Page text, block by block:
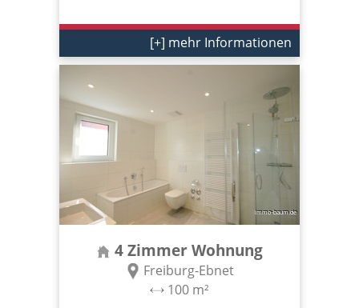
[+] mehr Informationen
4 Zimmer Wohnung
Freiburg-Ebnet
100 m²